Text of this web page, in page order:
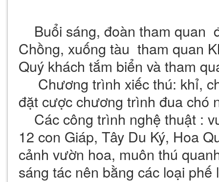
Buổi sáng, đoàn tham quan
Chồng, xuống tàu tham quan
Quý khách tắm biển và tham
Chương trình xiếc thú: khỉ,
đặt cược chương trình đua chó
Các công trình nghệ thuật :
12 con Giáp, Tây Du Ký, Hoa
cảnh vườn hoa, muôn thú
sáng tác nên bằng các loại phế